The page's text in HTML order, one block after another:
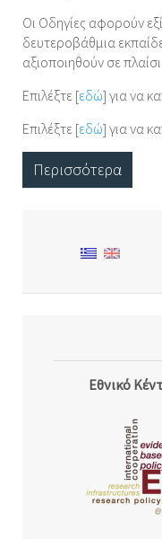
Οι Οδηγίες αφορούν
δευτεροβάθμια
αξιοποιηθούν σε
Επιλέξτε [εδώ] για να
Επιλέξτε [εδώ] για να
Περισσότερα
Εθνικό